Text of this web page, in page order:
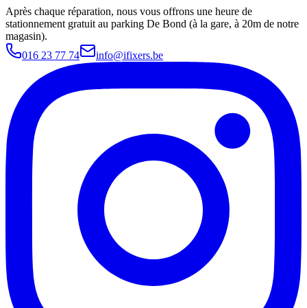
Après chaque réparation, nous vous offrons une heure de
stationnement gratuit au parking De Bond (à la gare, à 20m de notre
magasin).
016 23 77 74
info@ifixers.be